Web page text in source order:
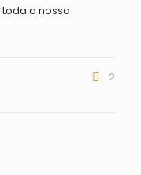
a nossa
2